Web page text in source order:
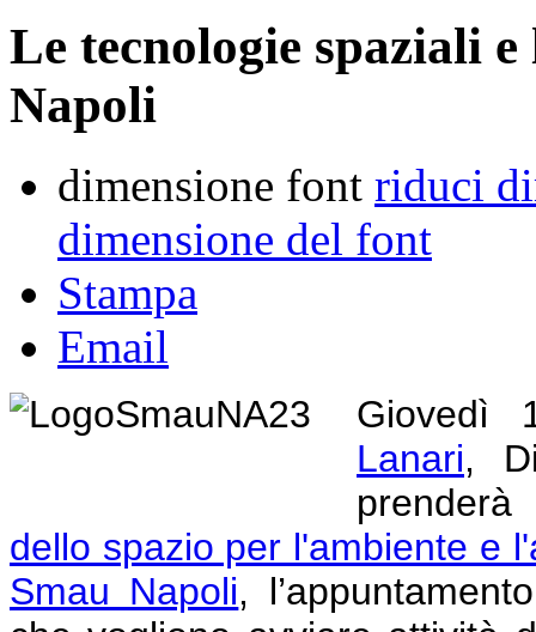
Le tecnologie spaziali e
Napoli
dimensione font riduci
dimensione del font
Stampa
Email
Giovedì
Lanari,
dello spazio per l'ambiente e
Smau Napoli,